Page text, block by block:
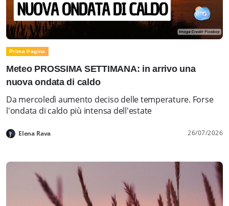
Prima Pagina
Meteo PROSSIMA SETTIMANA: in arrivo una
nuova ondata di caldo
Da mercoledì aumento deciso delle temperature. Forse
l'ondata di caldo più intensa dell'estate
Elena Rava 26/07/2026